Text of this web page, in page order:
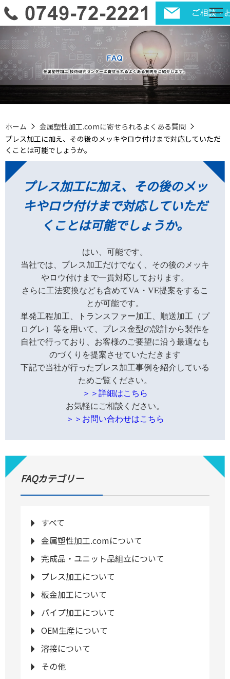
ホーム
金属塑性加工.comに寄せられるよくある質問
プレス加工に加え、その後のメッキやロウ付けまで対応していただ
くことは可能でしょうか。
プレス加工に加え、その後のメッ
キやロウ付けまで対応していただ
くことは可能でしょうか。
はい、可能です。
当社では、プレス加工だけでなく、その後のメッキ
やロウ付けまで一貫対応しております。
さらに工法変換なども含めてVA・VE提案をするこ
とが可能です。
単発工程加工、トランスファー加工、順送加工（プ
ログレ）等を用いて、プレス金型の設計から製作を
自社で行っており、お客様のご要望に沿う最適なも
のづくりを提案させていただきます
下記で当社が行ったプレス加工事例を紹介している
ためご覧ください。
＞＞詳細はこちら
お気軽にご相談ください。
＞＞お問い合わせはこちら
FAQカテゴリー
すべて
金属塑性加工.comについて
完成品・ユニット品組立について
プレス加工について
板金加工について
パイプ加工について
OEM生産について
溶接について
その他